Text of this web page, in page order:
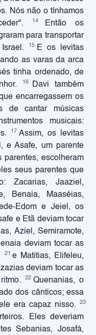
Nós não o tínhamos
14
Então os
para transportar
15
E os levitas
as varas da arca
tinha ordenado, de
16
Davi também
encarregassem os
de cantar músicas
musicais:
17 Assim, os levitas
e Asafe, um parente
parentes, escolheram
seus parentes que
Zacarias, Jaaziel,
Benaia, Maaséias,
Edom e Jeiel, os
e Etã deviam tocar
Aziel, Semiramote,
deviam tocar as
21 e Matitias, Elifeleu,
deviam tocar as
22 Quenanias, o
dos cânticos; essa
era capaz nisso.
23
Eles deveriam
Sebanias, Josafá,